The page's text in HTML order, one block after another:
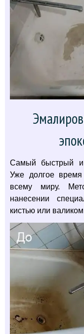
Самый быстрый и
Уже долгое время
всему миру.
нанесении
кистью или